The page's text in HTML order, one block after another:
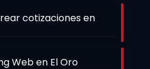
cotizaciones en
Web en El Oro